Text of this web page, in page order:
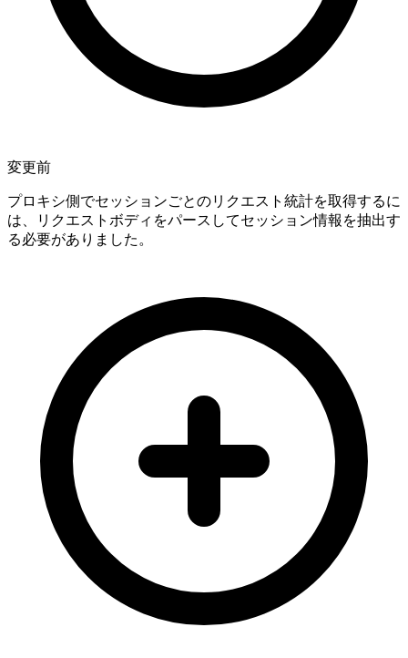
変更前
プロキシ側でセッションごとのリクエスト統計を取得するに
は、リクエストボディをパースしてセッション情報を抽出す
る必要がありました。